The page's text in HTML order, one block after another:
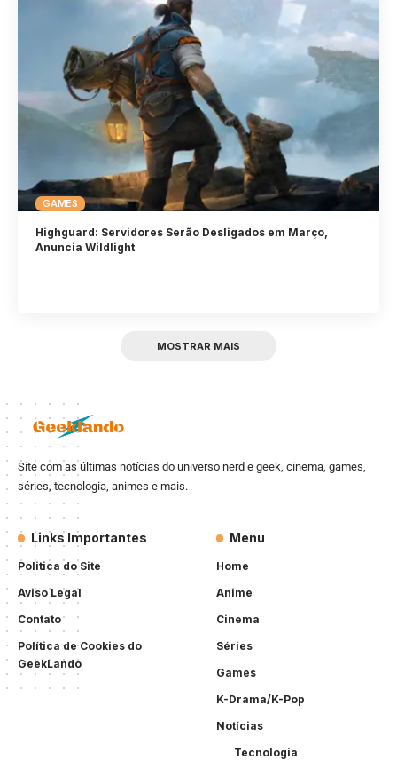
GAMES
Highguard: Servidores Serão Desligados em Março,
Anuncia Wildlight
MOSTRAR MAIS
Site com as últimas notícias do universo nerd e geek, cinema, games,
séries, tecnologia, animes e mais.
Links Importantes
Politica do Site
Aviso Legal
Contato
Política de Cookies do
GeekLando
Menu
Home
Anime
Cinema
Séries
Games
K-Drama/K-Pop
Notícias
Tecnologia